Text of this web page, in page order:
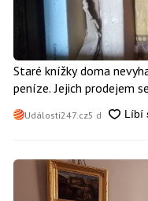
Staré knížky doma
peníze. Jejich prodejem
Události247.cz5 d